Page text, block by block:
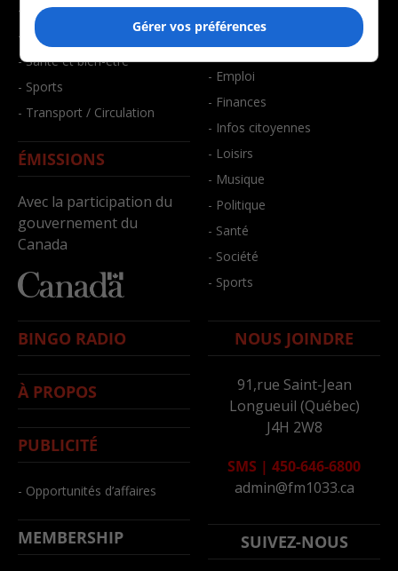
- Environnement
- Faits divers
- Santé et bien-être
- Sports
- Transport / Circulation
ÉMISSIONS
Avec la participation du
gouvernement du
Canada
- Art de vivre
- Bien-être
- Emploi
- Finances
- Infos citoyennes
- Loisirs
- Musique
- Politique
- Santé
- Société
- Sports
BINGO RADIO
À PROPOS
PUBLICITÉ
- Opportunités d’affaires
MEMBERSHIP
NOUS JOINDRE
91,rue Saint-Jean
Longueuil (Québec)
J4H 2W8
SMS | 450-646-6800
admin@fm1033.ca
SUIVEZ-NOUS
Gérer vos préférences